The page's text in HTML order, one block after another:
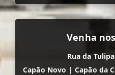
Venha
Rua da
Capão Novo | Capão da